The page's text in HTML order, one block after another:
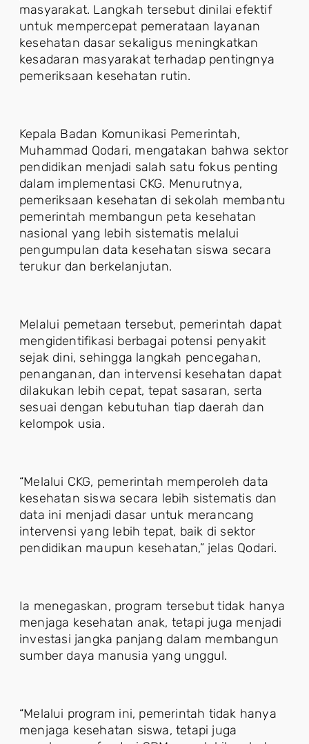
masyarakat. Langkah tersebut dinilai efektif
untuk mempercepat pemerataan layanan
kesehatan dasar sekaligus meningkatkan
kesadaran masyarakat terhadap pentingnya
pemeriksaan kesehatan rutin.
Kepala Badan Komunikasi Pemerintah,
Muhammad Qodari, mengatakan bahwa sektor
pendidikan menjadi salah satu fokus penting
dalam implementasi CKG. Menurutnya,
pemeriksaan kesehatan di sekolah membantu
pemerintah membangun peta kesehatan
nasional yang lebih sistematis melalui
pengumpulan data kesehatan siswa secara
terukur dan berkelanjutan.
Melalui pemetaan tersebut, pemerintah dapat
mengidentifikasi berbagai potensi penyakit
sejak dini, sehingga langkah pencegahan,
penanganan, dan intervensi kesehatan dapat
dilakukan lebih cepat, tepat sasaran, serta
sesuai dengan kebutuhan tiap daerah dan
kelompok usia.
“Melalui CKG, pemerintah memperoleh data
kesehatan siswa secara lebih sistematis dan
data ini menjadi dasar untuk merancang
intervensi yang lebih tepat, baik di sektor
pendidikan maupun kesehatan,” jelas Qodari.
Ia menegaskan, program tersebut tidak hanya
menjaga kesehatan anak, tetapi juga menjadi
investasi jangka panjang dalam membangun
sumber daya manusia yang unggul.
“Melalui program ini, pemerintah tidak hanya
menjaga kesehatan siswa, tetapi juga